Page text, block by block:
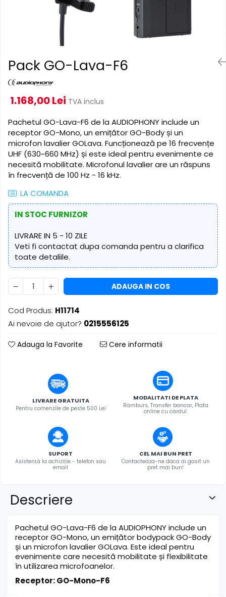
Accesorii Microfoane
Mixere pentru instalații
Mixere PA (Public Address)
Instalații audio
Boxe PA (Public Address)
Amplificatoare
Microfoane Desk
Accesorii
Playere Audio
MP3 & USB players
CD players
Amplificatoare
Căști
Sisteme asistență auditivă
Procesoare & Convertoare
Efecte de lumină
Lasere
Efecte DJ & Club
Stroboscoape LED
UV & Blacklight
Lumină Arhitecturală
Exterior
Interior
Decor
Controler și alimentare
Cabluri și accesorii
Lămpi
​​Halogen
​​Descărcare
​​Lumină UV și neagră
Alimentare & Distribuție
Dimmer & Switch Packs
Conectori Standard
Pack GO-Lava-F6
1.168,00 Lei TVA inclus
Pachetul GO-Lava-F6 de la AUDIOPHONY include un
receptor GO-Mono, un emițător GO-Body și un
microfon lavalier GOLava. Funcționează pe 16 frecvențe
UHF (630~660 MHz) și este ideal pentru evenimente ce
necesită mobilitate. Microfonul lavalier are un răspuns
în frecvență de 100 Hz - 16 kHz.
LA COMANDA
IN STOC FURNIZOR
LIVRARE IN 5 - 10 ZILE
Veti fi contactat dupa comanda pentru a clarifica
toate detaliile.
ADAUGA IN COS
Cod Produs: H11714
Ai nevoie de ajutor? 0215556125
Adauga la Favorite Cere informatii
LIVRARE GRATUITA
Pentru comenzile de peste 500 Lei
MODALITATI DE PLATA
Ramburs, Transfer bancar, Plata
online cu cardul.
SUPORT
Asistență la achiziție - telefon sau
email
CEL MAI BUN PRET
Contacteaza-ne daca ai gasit un
pret mai bun!
Descriere
Pachetul GO-Lava-F6 de la AUDIOPHONY include un
receptor GO-Mono, un emițător bodypack GO-Body
și un microfon lavalier GOLava. Este ideal pentru
evenimente care necesită mobilitate și flexibilitate
în utilizarea microfoanelor.
Receptor: GO-Mono-F6